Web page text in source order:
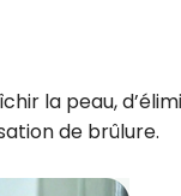
la peau,
de brûlure.
de